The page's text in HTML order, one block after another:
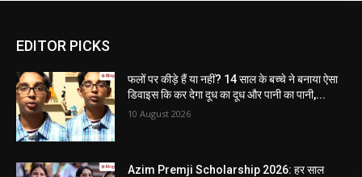
EDITOR PICKS
फलों पर कीड़े हैं या नहीं? 14 साल के बच्चे ने बनाया ऐसा
डिवाइस कि कर देगा दूध का दूध और पानी का पानी,...
10 August 2026
Azim Premji Scholarship 2026: हर साल